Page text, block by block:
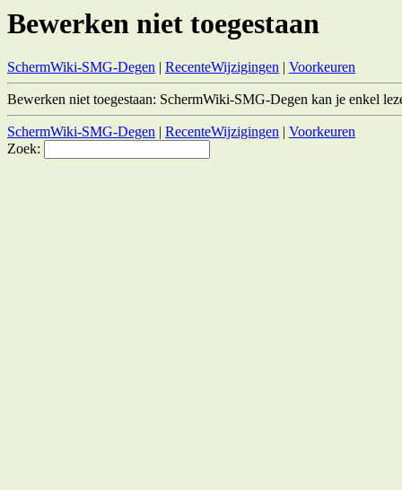
Bewerken niet toegestaan
SchermWiki-SMG-Degen | RecenteWijzigingen | Voorkeuren
Bewerken niet toegestaan: SchermWiki-SMG-Degen kan je enkel
SchermWiki-SMG-Degen | RecenteWijzigingen | Voorkeuren
Zoek: